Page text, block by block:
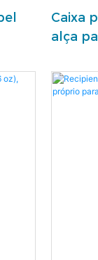
Caixa
alça